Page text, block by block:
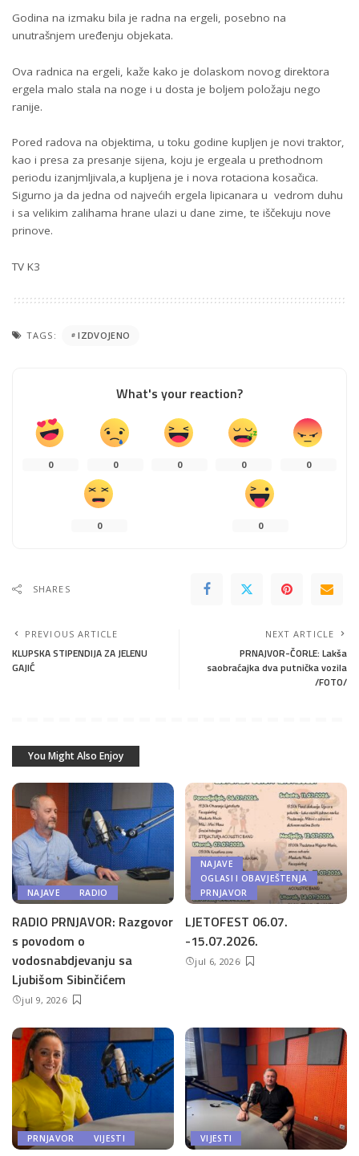
Godina na izmaku bila je radna na ergeli, posebno na
unutrašnjem uređenju objekata.
Ova radnica na ergeli, kaže kako je dolaskom novog direktora
ergela malo stala na noge i u dosta je boljem položaju nego
ranije.
Pored radova na objektima, u toku godine kupljen je novi traktor,
kao i presa za presanje sijena, koju je ergeala u prethodnom
periodu izanjmljivala,a kupljena je i nova rotaciona kosačica.
Sigurno ja da jedna od najvećih ergela lipicanara u vedrom duhu
i sa velikim zalihama hrane ulazi u dane zime, te iščekuju nove
prinove.
TV K3
TAGS: IZDVOJENO
What's your reaction?
0 0 0 0 0
0 0
SHARES
PREVIOUS ARTICLE
KLUPSKA STIPENDIJA ZA JELENU
GAJIĆ
NEXT ARTICLE
PRNAJVOR-ČORLE: Lakša
saobraćajka dva putnička vozila
/FOTO/
You Might Also Enjoy
NAJAVE RADIO
RADIO PRNJAVOR: Razgovor
s povodom o
vodosnabdjevanju sa
Ljubišom Sibinčićem
jul 9, 2026
NAJAVE
OGLASI I OBAVJEŠTENJA
PRNJAVOR
LJETOFEST 06.07.
-15.07.2026.
jul 6, 2026
PRNJAVOR VIJESTI VIJESTI